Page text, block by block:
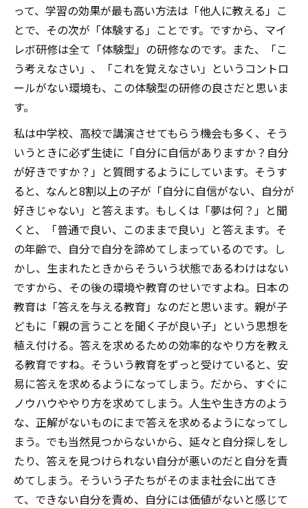
って、学習の効果が最も高い方法は「他人に教える」こ
とで、その次が「体験する」ことです。ですから、マイ
レボ研修は全て「体験型」の研修なのです。また、「こ
う考えなさい」、「これを覚えなさい」というコントロ
ールがない環境も、この体験型の研修の良さだと思いま
す。
私は中学校、高校で講演させてもらう機会も多く、そう
いうときに必ず生徒に「自分に自信がありますか？自分
が好きですか？」と質問するようにしています。そうす
ると、なんと8割以上の子が「自分に自信がない、自分が
好きじゃない」と答えます。もしくは「夢は何？」と聞
くと、「普通で良い、このままで良い」と答えます。そ
の年齢で、自分で自分を諦めてしまっているのです。し
かし、生まれたときからそういう状態であるわけはない
ですから、その後の環境や教育のせいですよね。日本の
教育は「答えを与える教育」なのだと思います。親が子
どもに「親の言うことを聞く子が良い子」という思想を
植え付ける。答えを求めるための効率的なやり方を教え
る教育ですね。そういう教育をずっと受けていると、安
易に答えを求めるようになってしまう。だから、すぐに
ノウハウややり方を求めてしまう。人生や生き方のよう
な、正解がないものにまで答えを求めるようになってし
まう。でも当然見つからないから、延々と自分探しをし
たり、答えを見つけられない自分が悪いのだと自分を責
めてしまう。そういう子たちがそのまま社会に出てき
て、できない自分を責め、自分には価値がないと感じて